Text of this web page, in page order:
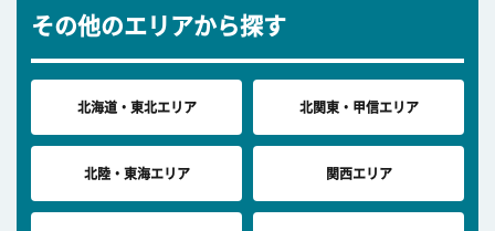
その他のエリアから探す
北海道・東北エリア 北関東・甲信エリア
北陸・東海エリア 関西エリア